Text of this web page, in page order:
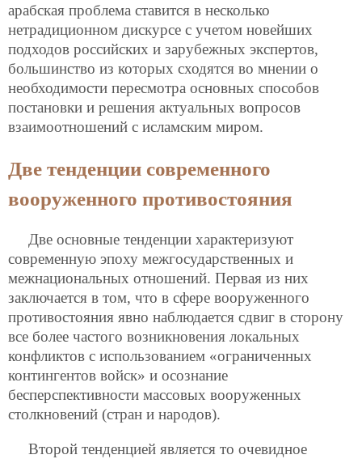
арабская проблема ставится в несколько
нетрадиционном дискурсе с учетом новейших
подходов российских и зарубежных экспертов,
большинство из которых сходятся во мнении о
необходимости пересмотра основных способов
постановки и решения актуальных вопросов
взаимоотношений с исламским миром.
Две тенденции современного
вооруженного противостояния
Две основные тенденции характеризуют
современную эпоху межгосударственных и
межнациональных отношений. Первая из них
заключается в том, что в сфере вооруженного
противостояния явно наблюдается сдвиг в сторону
все более частого возникновения локальных
конфликтов с использованием «ограниченных
контингентов войск» и осознание
бесперспективности массовых вооруженных
столкновений (стран и народов).
Второй тенденцией является то очевидное